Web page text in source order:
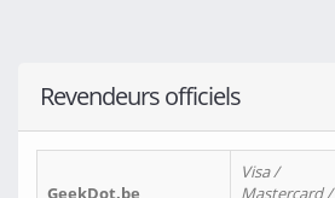
Revendeurs officiels
GeekDot.be
Visa /
Mastercard /